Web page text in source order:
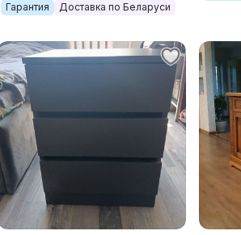
Гарантия Доставка по Беларуси